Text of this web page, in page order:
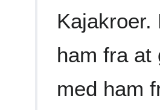
Kajakroer.
ham fra at
med ham